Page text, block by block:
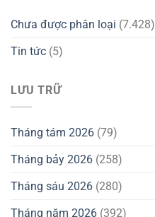
Chưa được phân loại (7.428)
Tin tức (5)
LƯU TRỮ
Tháng tám 2026 (79)
Tháng bảy 2026 (258)
Tháng sáu 2026 (280)
Tháng năm 2026 (392)